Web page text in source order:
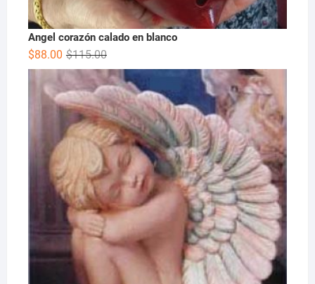
Angel corazón calado en blanco
$115.00
$88.00